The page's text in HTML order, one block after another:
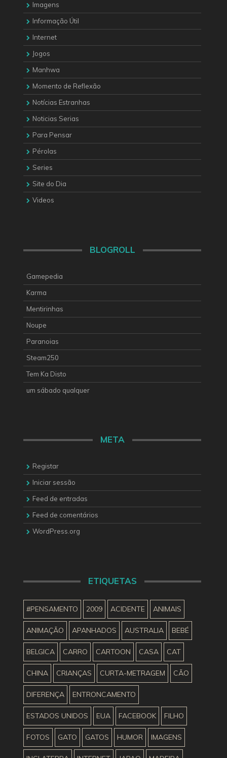
Imagens
Informação Útil
Internet
Jogos
Manhwa
Momento de Reflexão
Notícias Estranhas
Noticias Serias
Para Pensar
Pérolas
Series
Site do Dia
Videos
BLOGROLL
Gamepedia
Karma
Mentirinhas
Noupe
Paranoias
Steam250
Tem Ka Disto
um sábado qualquer
META
Registar
Iniciar sessão
Feed de entradas
Feed de comentários
WordPress.org
ETIQUETAS
#PENSAMENTO 2009 ACIDENTE ANIMAIS
ANIMAÇÃO APANHADOS AUSTRALIA BEBÉ
BELGICA CARRO CARTOON CASA CAT
CHINA CRIANÇAS CURTA-METRAGEM CÃO
DIFERENÇA ENTRONCAMENTO
ESTADOS UNIDOS EUA FACEBOOK FILHO
FOTOS GATO GATOS HUMOR IMAGENS